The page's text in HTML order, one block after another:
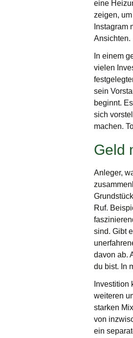
eine
zeigen,
Instagram
Ansichten.
In einem
vielen
sein
beginnt.
sich
machen.
Geld
Anleger,
Ruf.
sind. Gibt
davon ab.
du bist. In
weiteren
starken
von
ein